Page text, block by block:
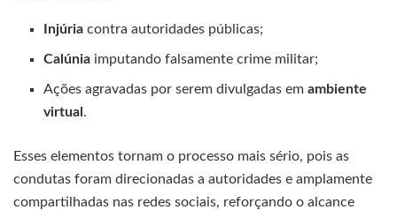
Injúria contra autoridades públicas;
Calúnia imputando falsamente crime militar;
Ações agravadas por serem divulgadas emambiente
virtual .
Esses elementos tornam o processo mais sério, pois as
condutas foram direcionadas a autoridades e amplamente
compartilhadas nas redes sociais, reforçando o alcance